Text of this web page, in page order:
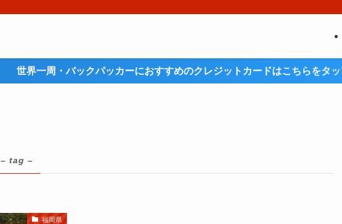
世界一周・バックパッカーにおすすめのクレジットカードはこちらをタ
– tag –
福岡県